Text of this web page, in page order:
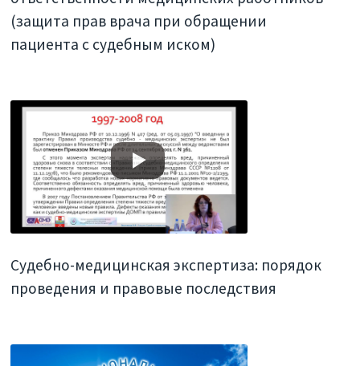
(защита прав врача при обращении
пациента с судебным иском)
Судебно-медицинская экспертиза: порядок
проведения и правовые последствия